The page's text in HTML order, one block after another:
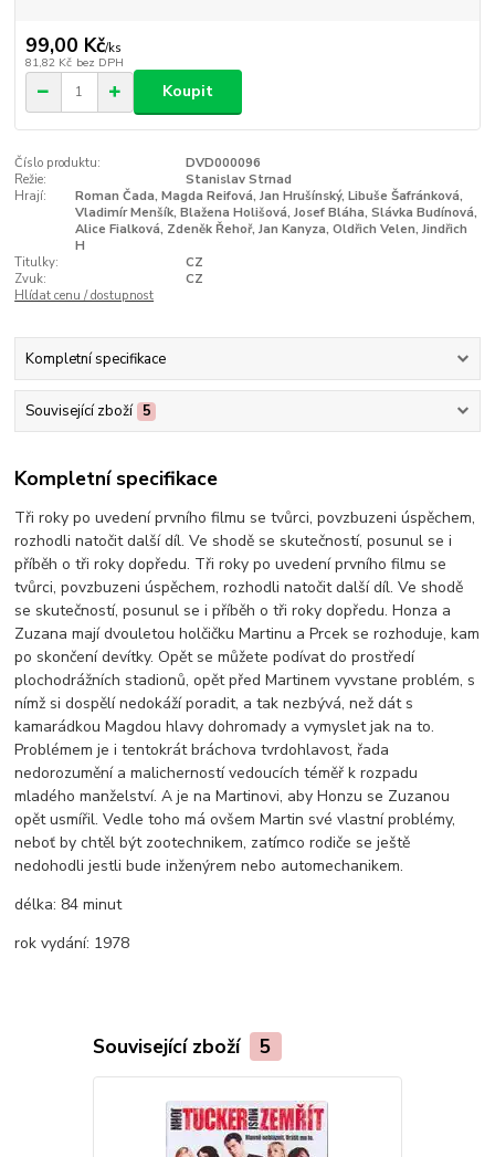
99,00 Kč/ks
81,82 Kč bez DPH
Koupit
Číslo produktu:
DVD000096
Režie:
Stanislav Strnad
Hrají:
Roman Čada, Magda Reifová, Jan Hrušínský, Libuše Šafránková,
Vladimír Menšík, Blažena Holišová, Josef Bláha, Slávka Budínová,
Alice Fialková, Zdeněk Řehoř, Jan Kanyza, Oldřich Velen, Jindřich
H
Titulky:
CZ
Zvuk:
CZ
Hlídat cenu / dostupnost
Kompletní specifikace
Související zboží 5
Kompletní specifikace
Tři roky po uvedení prvního filmu se tvůrci, povzbuzeni úspěchem,
rozhodli natočit další díl. Ve shodě se skutečností, posunul se i
příběh o tři roky dopředu. Tři roky po uvedení prvního filmu se
tvůrci, povzbuzeni úspěchem, rozhodli natočit další díl. Ve shodě
se skutečností, posunul se i příběh o tři roky dopředu. Honza a
Zuzana mají dvouletou holčičku Martinu a Prcek se rozhoduje, kam
po skončení devítky. Opět se můžete podívat do prostředí
plochodrážních stadionů, opět před Martinem vyvstane problém, s
nímž si dospělí nedokáží poradit, a tak nezbývá, než dát s
kamarádkou Magdou hlavy dohromady a vymyslet jak na to.
Problémem je i tentokrát bráchova tvrdohlavost, řada
nedorozumění a malicherností vedoucích téměř k rozpadu
mladého manželství. A je na Martinovi, aby Honzu se Zuzanou
opět usmířil. Vedle toho má ovšem Martin své vlastní problémy,
neboť by chtěl být zootechnikem, zatímco rodiče se ještě
nedohodli jestli bude inženýrem nebo automechanikem.
délka: 84 minut
rok vydání: 1978
Související zboží 5